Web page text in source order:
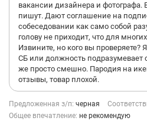
вакансии дизайнера и фотографа.
пишут. Дают соглашение на
собеседовании как само собой
голову не приходит, что для
Извините, но кого вы проверяете?
СБ или должность подразумевает
же просто смешно. Пародия на
отзывы, товар плохой.
Предложенная з/п: черная
Общее впечатление: не рекомендую